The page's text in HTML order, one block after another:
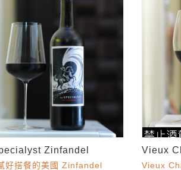
Zinfandel
好搭餐的美國 Zinfandel
Vieux
Vieux